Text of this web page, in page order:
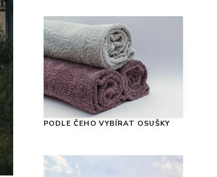
PODLE ČEHO VYBÍRAT OSUŠKY